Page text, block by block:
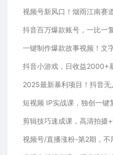
视频号新风口！烟雨江南赛
抖音小游戏，日收益2000+